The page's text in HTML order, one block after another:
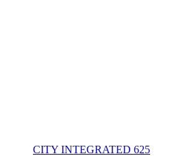
CITY INTEGRATED 625